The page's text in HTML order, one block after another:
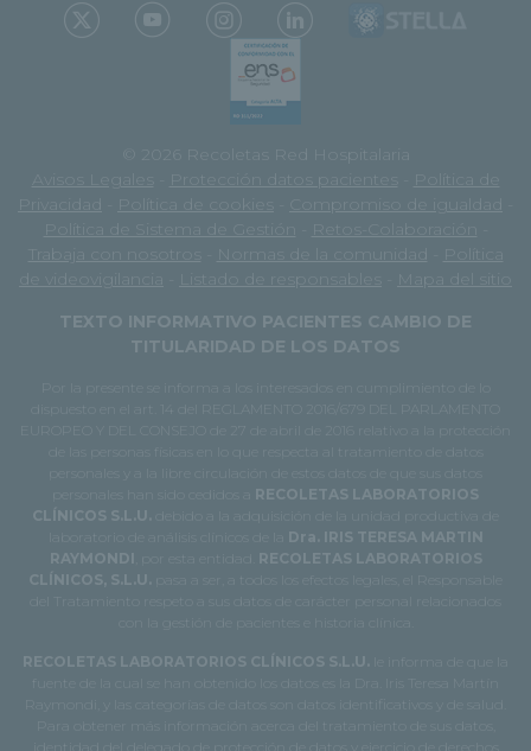
© 2026 Recoletas Red Hospitalaria
Avisos Legales
Protección datos pacientes
Política de
Privacidad
Política de cookies Compromiso de igualdad
Política de Sistema de Gestión
Retos-Colaboración
Trabaja con nosotros
Normas de la comunidad
Política
de videovigilancia
Listado de responsables
Mapa del sitio
TEXTO INFORMATIVO PACIENTES CAMBIO DE
TITULARIDAD DE LOS DATOS
Por la presente se informa a los interesados en cumplimiento de lo
dispuesto en el art. 14 del REGLAMENTO 2016/679 DEL PARLAMENTO
EUROPEO Y DEL CONSEJO de 27 de abril de 2016 relativo a la protección
de las personas físicas en lo que respecta al tratamiento de datos
personales y a la libre circulación de estos datos de que sus datos
RECOLETAS LABORATORIOS
CLÍNICOS S.L.U.
debido a la adquisición de la unidad productiva de
laboratorio de análisis clínicos de la Dra. IRIS TERESA MARTIN
RAYMONDI , por esta entidad. RECOLETAS LABORATORIOS
CLÍNICOS, S.L.U.
pasa a ser, a todos los efectos legales, el Responsable
del Tratamiento respeto a sus datos de carácter personal relacionados
con la gestión de pacientes e historia clínica.
RECOLETAS LABORATORIOS CLÍNICOS S.L.U.
le informa de que la
fuente de la cual se han obtenido los datos es la Dra. Iris Teresa Martín
Raymondi, y las categorías de datos son datos identificativos y de salud.
Para obtener más información acerca del tratamiento de sus datos,
identidad del delegado de protección de datos y ejercicio de derechos